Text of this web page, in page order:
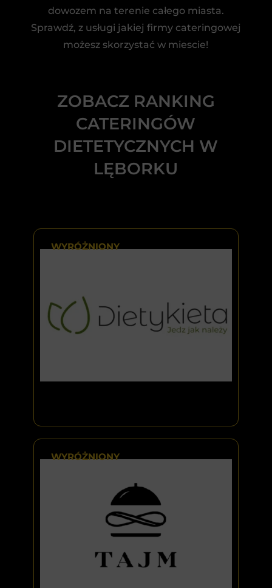
dowozem na terenie całego miasta.
Sprawdź, z usługi jakiej firmy cateringowej
możesz skorzystać w miescie!
ZOBACZ RANKING
CATERINGÓW
DIETETYCZNYCH W
LĘBORKU
WYRÓŻNIONY
WYRÓŻNIONY